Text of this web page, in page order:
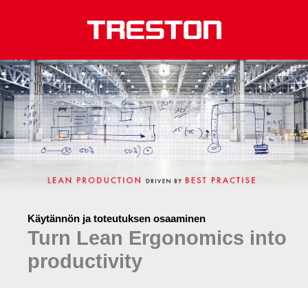
Käytännön ja toteutuksen osaaminen
Turn Lean Ergonomics into
productivity